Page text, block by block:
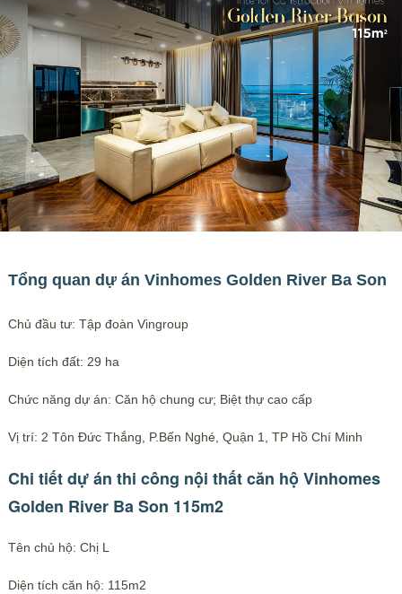
Tổng quan dự án Vinhomes Golden River Ba Son
Chủ đầu tư: Tập đoàn Vingroup
Diện tích đất: 29 ha
Chức năng dự án: Căn hộ chung cư; Biệt thự cao cấp
Vị trí: 2 Tôn Đức Thắng, P.Bến Nghé, Quận 1, TP Hồ Chí Minh
Chi tiết dự án thi công nội thất căn hộ Vinhomes
Golden River Ba Son 115m2
Tên chủ hộ: Chị L
Diện tích căn hộ: 115m2